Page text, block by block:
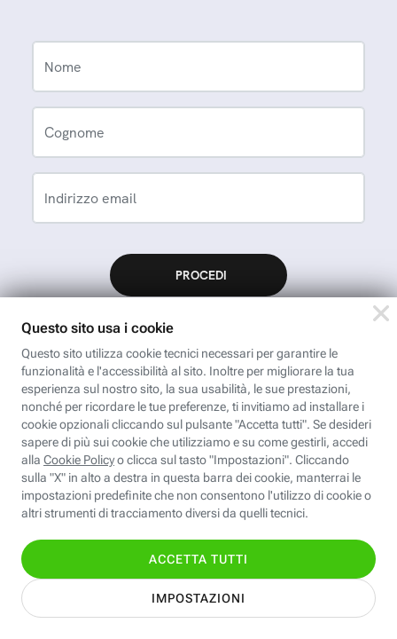
Nome
Cognome
Indirizzo email
App FastwebPlus
Un'app unica per
conoscere, informare,